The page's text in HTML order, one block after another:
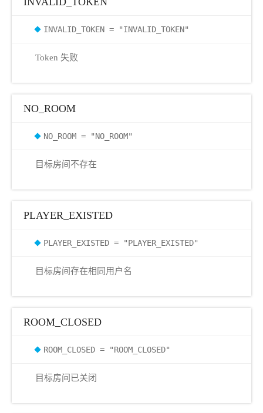
INVALID_TOKEN = "INVALID_TOKEN"
Token 失败
NO_ROOM
NO_ROOM = "NO_ROOM"
目标房间不存在
PLAYER_EXISTED
PLAYER_EXISTED = "PLAYER_EXISTED"
目标房间存在相同用户名
ROOM_CLOSED
ROOM_CLOSED = "ROOM_CLOSED"
目标房间已关闭